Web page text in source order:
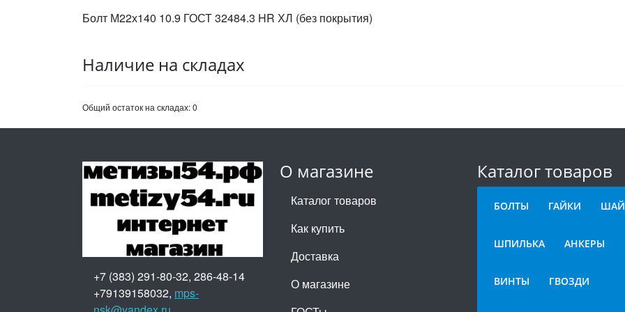
Болт М22х140 10.9 ГОСТ 32484.3 HR ХЛ (без покрытия)
Наличие на складах
Общий остаток на складах:0
О магазине
Каталог товаров
Как купить
Доставка
О магазине
Каталог товаров
БОЛТЫ ГАЙКИ
ШПИЛЬКА АНКЕРЫ
ВИНТЫ ГВОЗДИ
+7 (383) 291-80-32, 286-48-14
+79139158032, mps-